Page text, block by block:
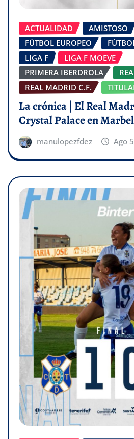
ACTUALIDAD AMISTOSO
FÚTBOL EUROPEO
LIGA F
LIGA F MOEVE
PRIMERA IBERDROLA
REAL MADRID C.F.
La crónica | El Real
Crystal Palace en
manulopezfdez Ago